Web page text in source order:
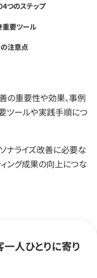
つのステップ
重要ツール
注意点
の重要性や効果、事例
ツールや実践手順につ
ナライズ改善に必要な
ング成果の向上につな
人ひとりに寄り